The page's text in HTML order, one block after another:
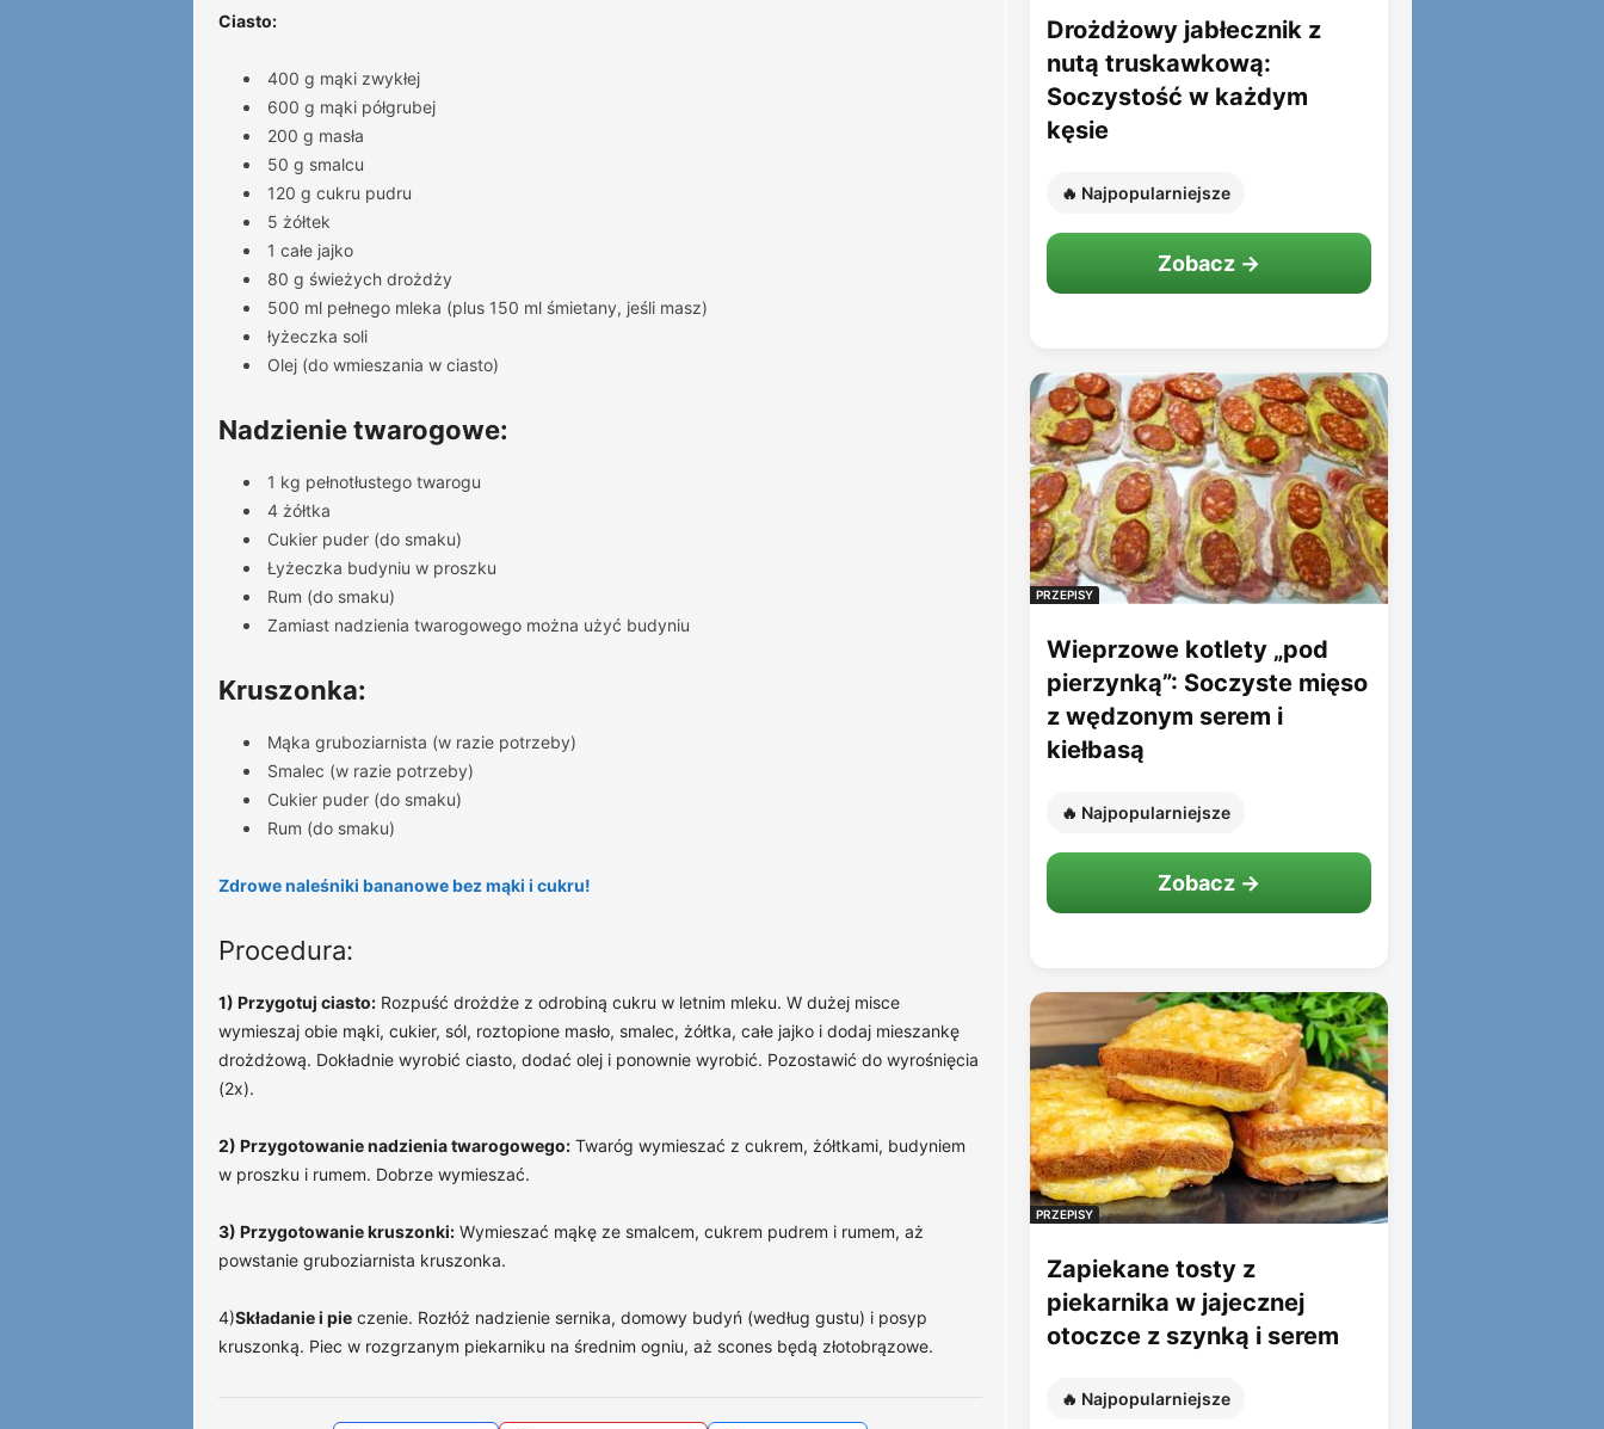
Ciasto:
400 g mąki zwykłej
600 g mąki półgrubej
200 g masła
50 g smalcu
120 g cukru pudru
5 żółtek
1 całe jajko
80 g świeżych drożdży
500 ml pełnego mleka (plus 150 ml śmietany, jeśli masz)
łyżeczka soli
Olej (do wmieszania w ciasto)
Nadzienie twarogowe:
1 kg pełnotłustego twarogu
4 żółtka
Cukier puder (do smaku)
Łyżeczka budyniu w proszku
Rum (do smaku)
Zamiast nadzienia twarogowego można użyć budyniu
Kruszonka:
Mąka gruboziarnista (w razie potrzeby)
Smalec (w razie potrzeby)
Cukier puder (do smaku)
Rum (do smaku)
Zdrowe naleśniki bananowe bez mąki i cukru!
Procedura:
1) Przygotuj ciasto:Rozpuść drożdże z odrobiną cukru w letnim mleku. W dużej misce
wymieszaj obie mąki, cukier, sól, roztopione masło, smalec, żółtka, całe jajko i dodaj mieszankę
drożdżową. Dokładnie wyrobić ciasto, dodać olej i ponownie wyrobić. Pozostawić do wyrośnięcia
(2x).
2) Przygotowanie nadzienia twarogowego:Twaróg wymieszać z cukrem, żółtkami, budyniem
w proszku i rumem. Dobrze wymieszać.
3) Przygotowanie kruszonki:Wymieszać mąkę ze smalcem, cukrem pudrem i rumem, aż
powstanie gruboziarnista kruszonka.
4)Składanie i pieczenie. Rozłóż nadzienie sernika, domowy budyń (według gustu) i posyp
kruszonką. Piec w rozgrzanym piekarniku na średnim ogniu, aż scones będą złotobrązowe.
Drożdżowy jabłecznik z
nutą truskawkową:
Soczystość w każdym
kęsie
🔥 Najpopularniejsze
Zobacz →
PRZEPISY
Wieprzowe kotlety „pod
pierzynką”: Soczyste mięso
z wędzonym serem i
kiełbasą
🔥 Najpopularniejsze
Zobacz →
PRZEPISY
Zapiekane tosty z
piekarnika w jajecznej
otoczce z szynką i serem
🔥 Najpopularniejsze